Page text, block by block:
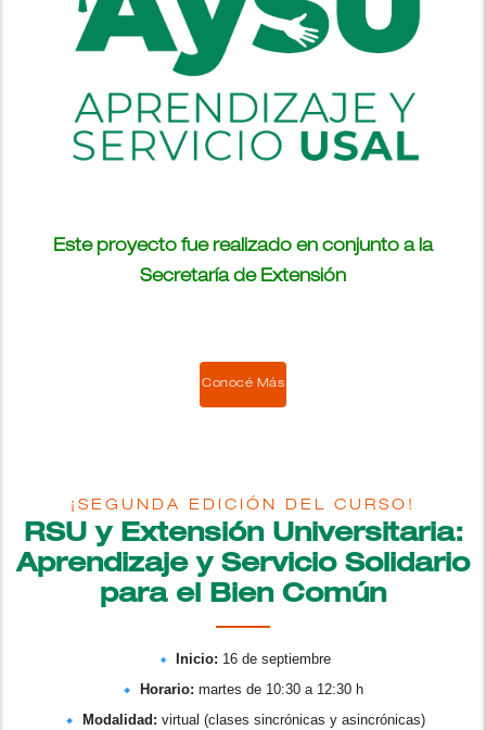
Este proyecto fue realizado en conjunto a la
Secretaría de Extensión
Conocé Más
¡SEGUNDA EDICIÓN DEL CURSO!
RSU y Extensión Universitaria:
Aprendizaje y Servicio Solidario
para el Bien Común
Inicio: 16 de septiembre
Horario: martes de 10:30 a 12:30 h
Modalidad: virtual (clases sincrónicas y asincrónicas)